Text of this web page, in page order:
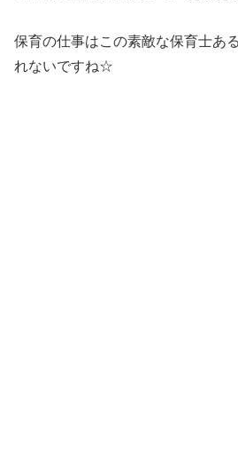
保育の仕事はこの素敵な保育士あ
れないですね☆